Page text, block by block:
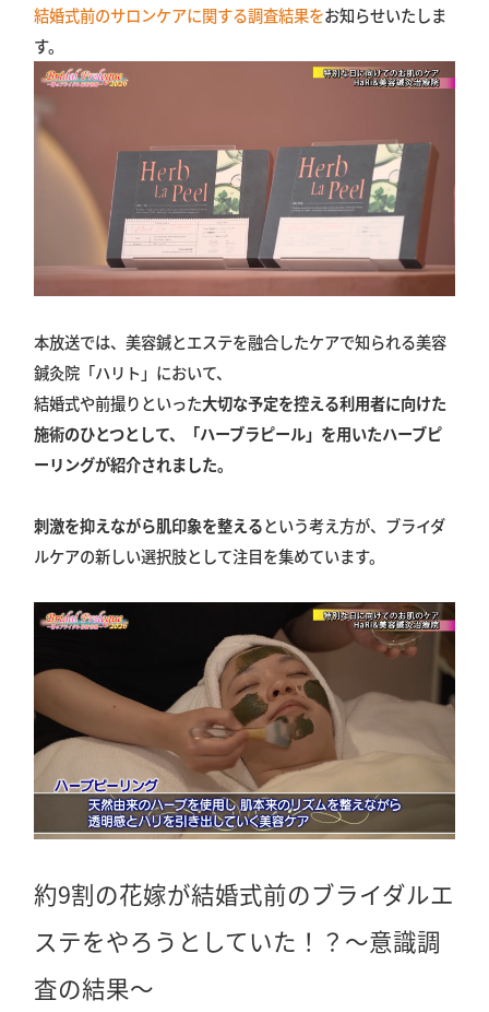
結婚式前のサロンケアに関する調査結果をお知らせいたしま
す。
本放送では、美容鍼とエステを融合したケアで知られる美容
鍼灸院「ハリト」において、
結婚式や前撮りといった大切な予定を控える利用者に向けた
施術のひとつとして、「ハーブラピール」を用いたハーブピ
ーリングが紹介されました。
刺激を抑えながら肌印象を整えるという考え方が、ブライダ
ルケアの新しい選択肢として注目を集めています。
約9割の花嫁が結婚式前のブライダルエ
ステをやろうとしていた！？〜意識調
査の結果〜